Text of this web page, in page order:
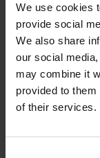
We use cookies
provide social
We also share
our social
may combine it
provided to
of their services.
যেখানে প্রশিক্ষকের
সেখানে প্রশিক্ষক তাদের
অনুমতি দেওয়ার
আপনি কি FAQ